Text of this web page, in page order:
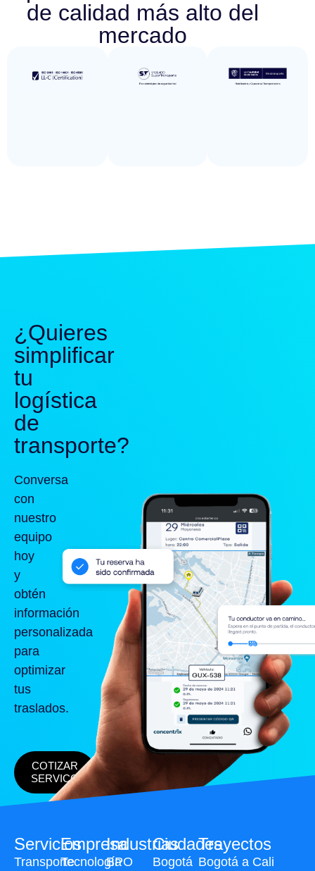
de calidad más alto del
mercado
¿Quieres
simplificar
tu
logística
de
transporte?
Conversa
con
nuestro
equipo
hoy
y
obtén
información
personalizada
para
optimizar
tus
traslados.
COTIZAR
SERVICO
Servicios
Transporte
Industrias
BPO
Ciudades
Bogotá
Trayectos
Bogotá a Cali
Empresa
Tecnología